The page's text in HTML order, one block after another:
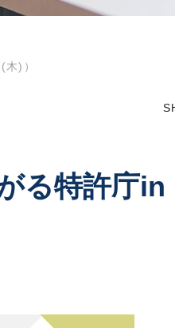
)）
る特許庁in